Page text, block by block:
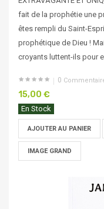
fait de la prophétie une
êtes rempli du Saint-
prophétique de Dieu !
croyants luttent-ils pour
0
15,00 €
En Stock
AJOUTER AU PANIER
IMAGE GRAND